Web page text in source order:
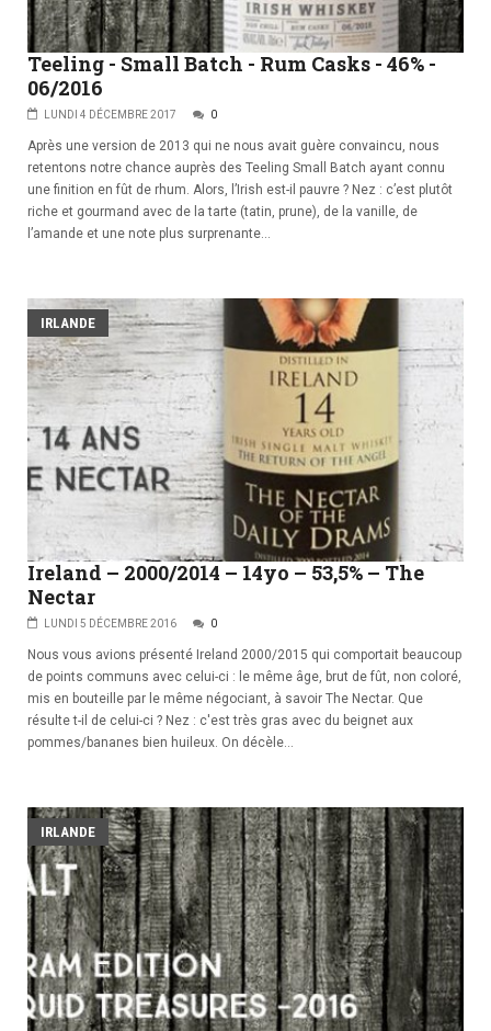
Teeling - Small Batch - Rum Casks - 46% -
06/2016
LUNDI 4 DÉCEMBRE 2017 0
Après une version de 2013 qui ne nous avait guère convaincu, nous
retentons notre chance auprès des Teeling Small Batch ayant connu
une finition en fût de rhum. Alors, l’Irish est-il pauvre ? Nez : c’est plutôt
riche et gourmand avec de la tarte (tatin, prune), de la vanille, de
l’amande et une note plus surprenante...
IRLANDE
Ireland – 2000/2014 – 14yo – 53,5% – The
Nectar
LUNDI 5 DÉCEMBRE 2016 0
Nous vous avions présenté Ireland 2000/2015 qui comportait beaucoup
de points communs avec celui-ci : le même âge, brut de fût, non coloré,
mis en bouteille par le même négociant, à savoir The Nectar. Que
résulte t-il de celui-ci ? Nez : c'est très gras avec du beignet aux
pommes/bananes bien huileux. On décèle...
IRLANDE